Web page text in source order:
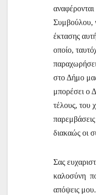
Συμβούλου,
έκτασης
οποίο,
στο Δήμο
μπορέσει ο
τέλους, του
διακαώς οι
Σας
καλοσύνη
απόψεις μου.